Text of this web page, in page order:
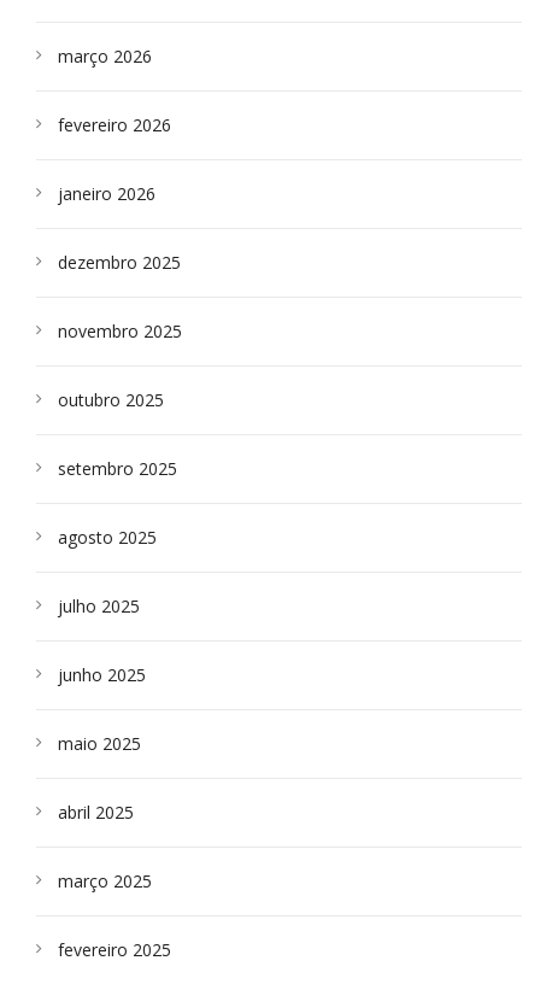
março 2026
fevereiro 2026
janeiro 2026
dezembro 2025
novembro 2025
outubro 2025
setembro 2025
agosto 2025
julho 2025
junho 2025
maio 2025
abril 2025
março 2025
fevereiro 2025